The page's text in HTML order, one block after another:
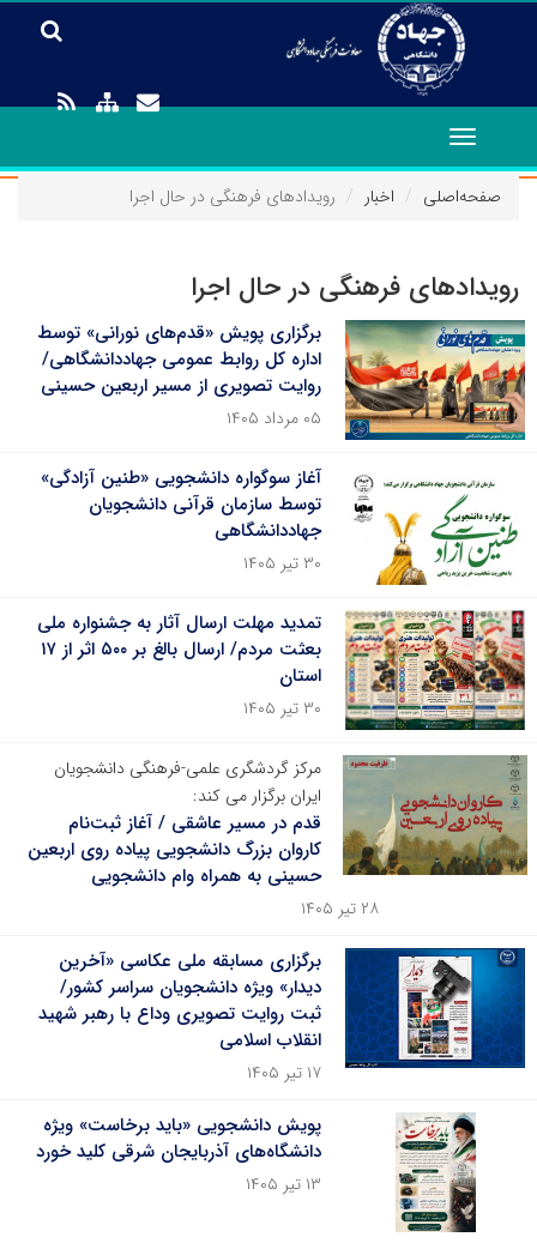
Toggle
navigation
صفحه‌اصلی
اخبار رویدادهای فرهنگی در حال اجرا
رویدادهای فرهنگی در حال اجرا
برگزاری پویش «قدم‌های نورانی» توسط
اداره کل روابط عمومی جهاددانشگاهی/
روایت تصویری از مسیر اربعین حسینی
۰۵ مرداد ۱۴۰۵
آغاز سوگواره دانشجویی «طنین آزادگی»
توسط سازمان قرآنی دانشجویان
جهاددانشگاهی
۳۰ تیر ۱۴۰۵
تمدید مهلت ارسال آثار به جشنواره ملی
بعثت مردم/ ارسال بالغ بر ۵۰۰ اثر از ۱۷
استان
۳۰ تیر ۱۴۰۵
مرکز گردشگری علمی-فرهنگی دانشجویان
ایران برگزار می کند:
قدم در مسیر عاشقی / آغاز ثبت‌نام
کاروان بزرگ دانشجویی پیاده روی اربعین
حسینی به همراه وام دانشجویی
۲۸ تیر ۱۴۰۵
برگزاری مسابقه ملی عکاسی «آخرین
دیدار» ویژه دانشجویان سراسر کشور/
ثبت روایت تصویری وداع با رهبر شهید
انقلاب اسلامی
۱۷ تیر ۱۴۰۵
پویش دانشجویی «باید برخاست» ویژه
دانشگاه‌های آذربایجان شرقی کلید خورد
۱۳ تیر ۱۴۰۵